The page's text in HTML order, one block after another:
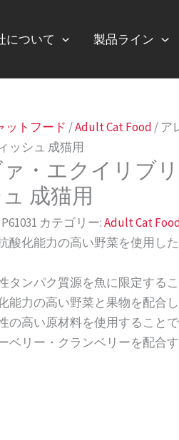
について 製品ライン
ットフード /Adult Cat Food / ア
ッシュ 成猫用
・エクイリブ
成猫用
P61031 カテゴリー:Adult Cat
酸化能力の高い野菜を使用し
タンパク質源を魚に限定する
能力の高い野菜と果物を配合
の高い原材料を使用すること
ベリー・クランベリーを配合